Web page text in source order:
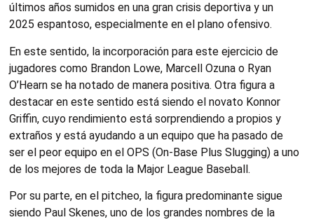
últimos años sumidos en una gran crisis deportiva y un
2025 espantoso, especialmente en el plano ofensivo.
En este sentido, la incorporación para este ejercicio de
jugadores como Brandon Lowe, Marcell Ozuna o Ryan
O’Hearn se ha notado de manera positiva. Otra figura a
destacar en este sentido está siendo el novato Konnor
Griffin, cuyo rendimiento está sorprendiendo a propios y
extraños y está ayudando a un equipo que ha pasado de
ser el peor equipo en el OPS (On-Base Plus Slugging) a uno
de los mejores de toda la Major League Baseball.
Por su parte, en el pitcheo, la figura predominante sigue
siendo Paul Skenes, uno de los grandes nombres de la